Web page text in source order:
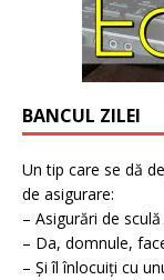
BANCUL ZILEI
Un tip care se dă
de asigurare:
– Asigurări de
– Da, domnule,
– Și îl înlocuiți cu